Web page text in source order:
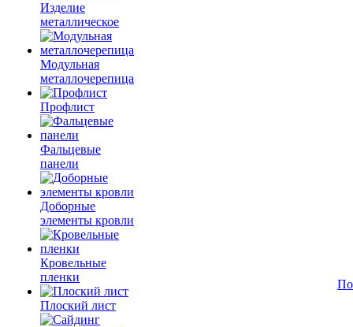
Изделие
металлическое
Модульная
металлочерепица
Профлист
Фальцевые
панели
Доборные
элементы кровли
Кровельные
пленки
Плоский лист